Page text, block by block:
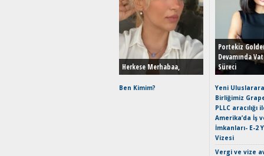
Herkese Merhabaa,
Ben Kimim?
Portekiz
Devamında
Süreci
Yeni
Birliğimiz
PLLC aracılığı
Amerika’da İş
İmkanları- E-2
Vizesi
Vergi ve vize